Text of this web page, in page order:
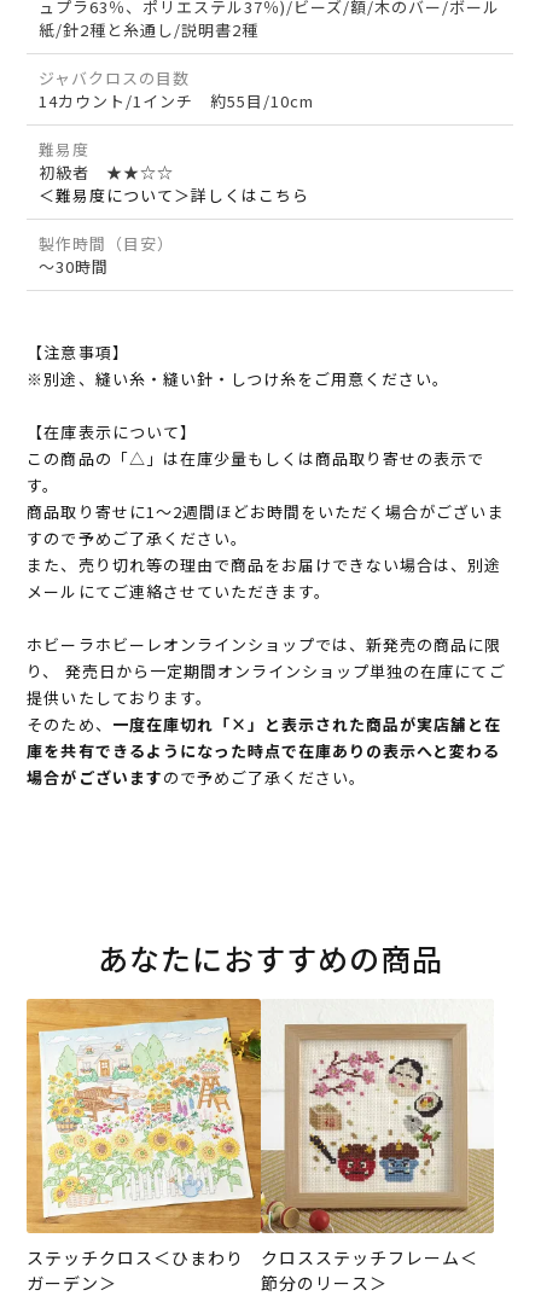
ュプラ63％、ポリエステル37％)/ビーズ/額/木のバー/ボール
紙/針2種と糸通し/説明書2種
ジャバクロスの目数
14カウント/1インチ 約55目/10cm
難易度
初級者 ★★☆☆
＜難易度について＞詳しくはこちら
製作時間（目安）
～30時間
【注意事項】
※別途、縫い糸・縫い針・しつけ糸をご用意ください。
【在庫表示について】
この商品の「△」は在庫少量もしくは商品取り寄せの表示で
す。
商品取り寄せに1～2週間ほどお時間をいただく場合がございま
すので予めご了承ください。
また、売り切れ等の理由で商品をお届けできない場合は、別途
メールにてご連絡させていただきます。
ホビーラホビーレオンラインショップでは、新発売の商品に限
り、 発売日から一定期間オンラインショップ単独の在庫にてご
提供いたしております。
そのため、 一度在庫切れ「×」と表示された商品が実店舗と在
庫を共有できるようになった時点で在庫ありの表示へと変わる
場合がございますので予めご了承ください。
あなたにおすすめの商品
ステッチクロス＜ひまわり
ガーデン＞
クロスステッチフレーム＜
節分のリース＞